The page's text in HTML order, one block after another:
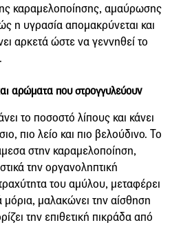
καραμελοποίησης, αμαύρωσης
η υγρασία απομακρύνεται και
αρκετά ώστε να γεννηθεί το
αρώματα που στρογγυλεύουν
το ποσοστό λίπους και κάνει
πιο λείο και πιο βελούδινο. Το
στην καραμελοποίηση,
την οργανοληπτική
του αμύλου, μεταφέρει
μόρια, μαλακώνει την αίσθηση
την επιθετική πικράδα από